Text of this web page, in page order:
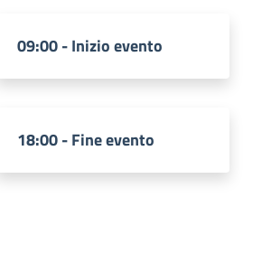
09:00 - Inizio evento
18:00 - Fine evento